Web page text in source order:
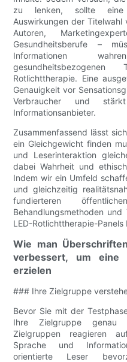
zu lenken, sollte eine
Auswirkungen der Titelwahl
Autoren,
Gesundheitsberufe –
Informationen
Rotlichttherapie. Eine
Genauigkeit vor
Verbraucher und
Informationsanbieter.
Zusammenfassend lässt
ein Gleichgewicht finden
und Leserinteraktion
dabei Wahrheit und
Indem wir ein Umfeld
und gleichzeitig
fundierteren
Behandlungsmethoden
LED-Rotlichttherapie-Panels
Wie man
verbessert, um eine
erzielen
### Ihre Zielgruppe
Bevor Sie mit der
Ihre Zielgruppe genau
Zielgruppen reagieren
Sprache und
orientierte Leser